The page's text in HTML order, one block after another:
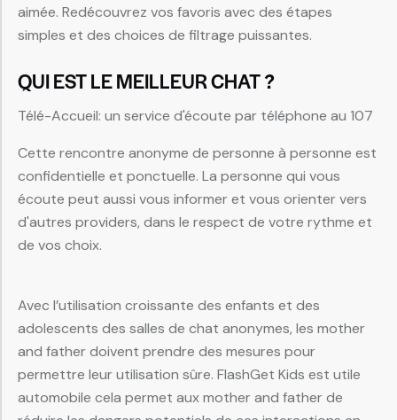
aimée. Redécouvrez vos favoris avec des étapes
simples et des choices de filtrage puissantes.
QUI EST LE MEILLEUR CHAT ?
Télé-Accueil: un service d'écoute par téléphone au 107
Cette rencontre anonyme de personne à personne est
confidentielle et ponctuelle. La personne qui vous
écoute peut aussi vous informer et vous orienter vers
d'autres providers, dans le respect de votre rythme et
de vos choix.
Avec l’utilisation croissante des enfants et des
adolescents des salles de chat anonymes, les mother
and father doivent prendre des mesures pour
permettre leur utilisation sûre. FlashGet Kids est utile
automobile cela permet aux mother and father de